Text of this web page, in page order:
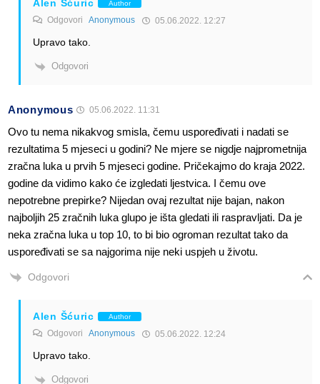
Alen Šćuric Author
Odgovori Anonymous 05.06.2022. 12:27
Upravo tako.
Odgovori
Anonymous 05.06.2022. 11:31
Ovo tu nema nikakvog smisla, čemu uspoređivati i nadati se
rezultatima 5 mjeseci u godini? Ne mjere se nigdje najprometnija
zračna luka u prvih 5 mjeseci godine. Pričekajmo do kraja 2022.
godine da vidimo kako će izgledati ljestvica. I čemu ove
nepotrebne prepirke? Nijedan ovaj rezultat nije bajan, nakon
najboljih 25 zračnih luka glupo je išta gledati ili raspravljati. Da je
neka zračna luka u top 10, to bi bio ogroman rezultat tako da
uspoređivati se sa najgorima nije neki uspjeh u životu.
Odgovori
Alen Šćuric Author
Odgovori Anonymous 05.06.2022. 12:24
Upravo tako.
Odgovori